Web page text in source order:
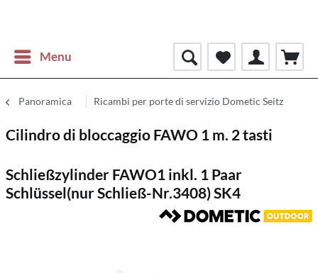
Menu
Panoramica Ricambi per porte di servizio Dometic Seitz
Cilindro di bloccaggio FAWO 1 m. 2 tasti
Schließzylinder FAWO1 inkl. 1 Paar
Schlüssel(nur Schließ-Nr.3408) SK4